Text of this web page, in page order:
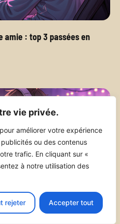
vie privée.
améliorer votre expérience
ou des contenus
trafic. En cliquant sur «
à notre utilisation des
rejeter Accepter tout
amie : top 3 passées en
d’un joueur